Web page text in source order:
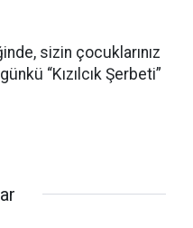
sizin çocuklarınız
“Kızılcık Şerbeti”